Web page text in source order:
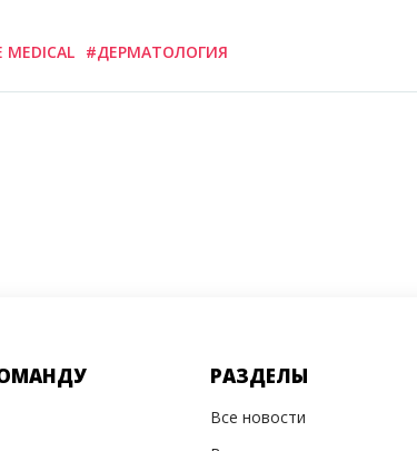
MEDICAL #ДЕРМАТОЛОГИЯ
РАЗДЕЛЫ
Все новости